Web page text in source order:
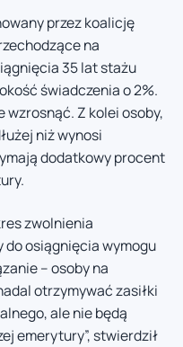
przez koalicję
na
35 lat stażu
świadczenia o 2%.
wzrosnąć. Z kolei osoby,
niż wynosi
dodatkowy procent
zwolnienia
osiągnięcia wymogu
– osoby na
otrzymywać zasiłki
ale nie będą
emerytury”, stwierdził